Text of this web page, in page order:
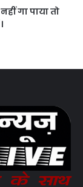
गा पाया तो